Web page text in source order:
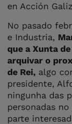
en Acción
No pasado
e Industria,
que a Xunta
arquivar o
de Rei, algo
presidente,
ningunha das
personadas
parte